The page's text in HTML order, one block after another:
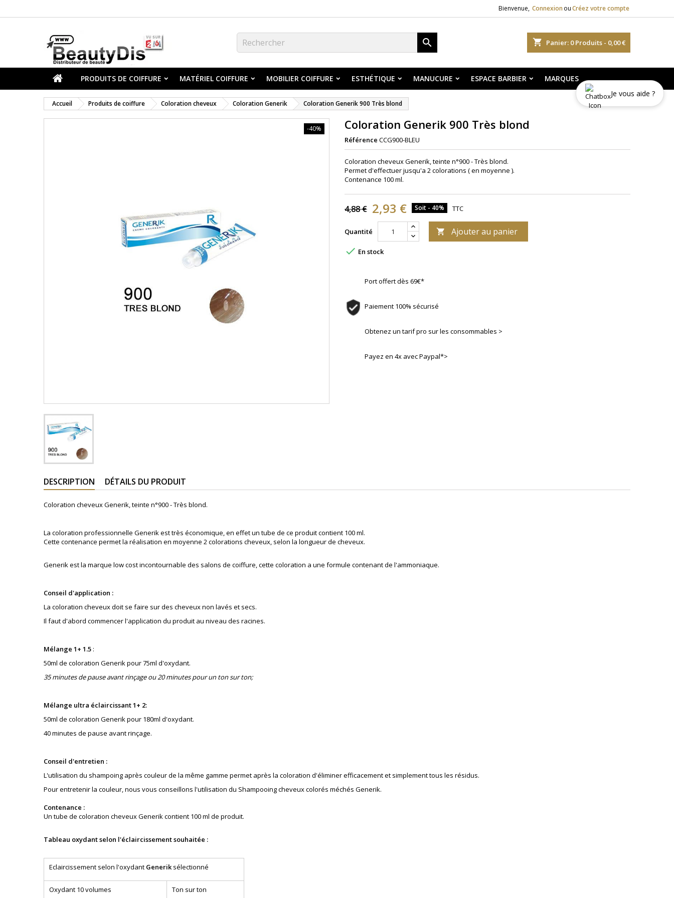
Bienvenue, Connexion ouCréez votre compte
shopping_cart Panier: 0Produits - 0,00 €

PRODUITS DE COIFFURE MATÉRIEL COIFFURE MOBILIER COIFFURE ESTHÉTIQUE MANUCURE ESPACE BARBIER MARQUES
Accueil Produits de coiffure Coloration cheveux Coloration Generik Coloration Generik 900 Très blond
-40% Coloration Generik 900 Très blond
Référence CCG900-BLEU
Coloration cheveux Generik, teinte n°900 -Très blond.
Permet d'effectuer jusqu'a 2 colorations ( en moyenne ).
Contenance 100 ml.
4,88 € 2,93 € Soit - 40% TTC
Quantité  Ajouter au panier
 En stock
Port offert dès 69€*
Paiement 100% sécurisé
Obtenez un tarif pro sur les consommables >
Payez en 4x avec Paypal*>
DESCRIPTION DÉTAILS DU PRODUIT
Coloration cheveux Generik, teinte n°900 -Très blond.
La coloration professionnelle Generik est très économique, en effet un tube de ce produit contient 100 ml.
Cette contenance permet la réalisation en moyenne 2 colorations cheveux, selon la longueur de cheveux.
Generik est la marque low cost incontournable des salons de coiffure, cette coloration a une formule contenant de l'ammoniaque.
Conseil d'application :
La coloration cheveux doit se faire sur des cheveux non lavés et secs.
Il faut d'abord commencer l'application du produit au niveau des racines.
Mélange 1+ 1.5 :
50ml de coloration Generik pour 75ml d'oxydant.
35 minutes de pause avant rinçage ou 20 minutes pour un ton sur ton;
Mélange ultra éclaircissant 1+ 2:
50ml de coloration Generik pour 180ml d'oxydant.
40 minutes de pause avant rinçage.
Conseil d'entretien :
L'utilisation du shampoing après couleur de la même gamme permet après la coloration d'éliminerefficacementet simplement tous les résidus.
Pour entretenir la couleur, nous vous conseillons l'utilisation du Shampooing cheveux colorés méchés Generik.
Contenance :
Un tube de coloration cheveux Generik contient 100 ml de produit.
Tableau oxydant selon l'éclaircissement souhaitée :
Eclaircissement selon l'oxydant Generiksélectionné
Oxydant 10 volumes Ton sur ton
Je vous aide ?